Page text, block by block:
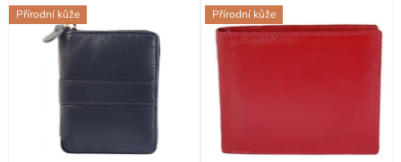
Přírodní kůže Přírodní kůže